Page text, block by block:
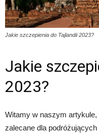
Jakie szczepienia do Tajlandii 2023?
Jakie
2023?
Witamy w naszym
zalecane dla podróżujących